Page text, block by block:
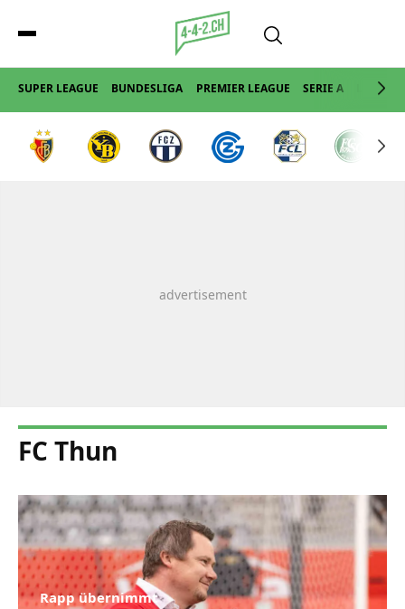
SUPER LEAGUE BUNDESLIGA PREMIER LEAGUE SERIE A LA LIGA
FC Thun
Rapp übernimmt